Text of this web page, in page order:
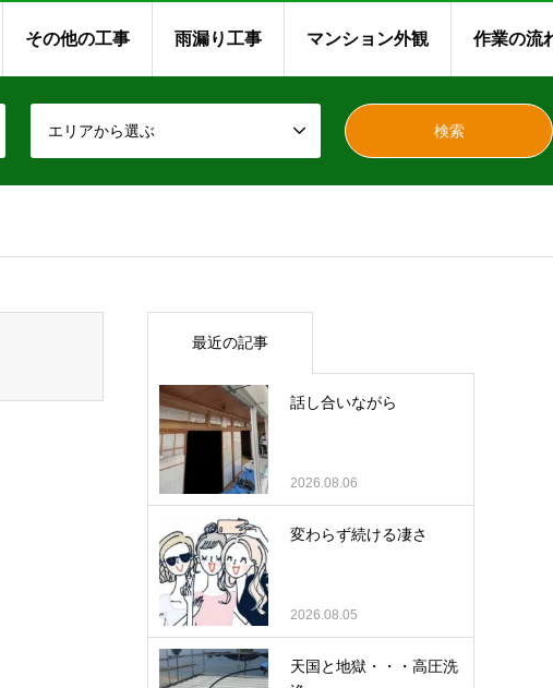
その他の工事 雨漏り工事 マンション外観 作業の流
エリアから選ぶ
最近の記事
話し合いながら
2026.08.06
変わらず続ける凄さ
2026.08.05
天国と地獄・・・高圧洗